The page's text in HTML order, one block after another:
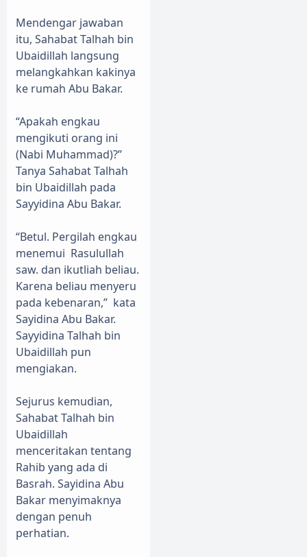
Mendengar jawaban
itu, Sahabat Talhah bin
Ubaidillah langsung
melangkahkan kakinya
ke rumah Abu Bakar.
“Apakah engkau
mengikuti orang ini
(Nabi Muhammad)?”
Tanya Sahabat Talhah
bin Ubaidillah pada
Sayyidina Abu Bakar.
“Betul. Pergilah engkau
menemui Rasulullah
saw. dan ikutliah beliau.
Karena beliau menyeru
pada kebenaran,” kata
Sayidina Abu Bakar.
Sayyidina Talhah bin
Ubaidillah pun
mengiakan.
Sejurus kemudian,
Sahabat Talhah bin
Ubaidillah
menceritakan tentang
Rahib yang ada di
Basrah. Sayidina Abu
Bakar menyimaknya
dengan penuh
perhatian.